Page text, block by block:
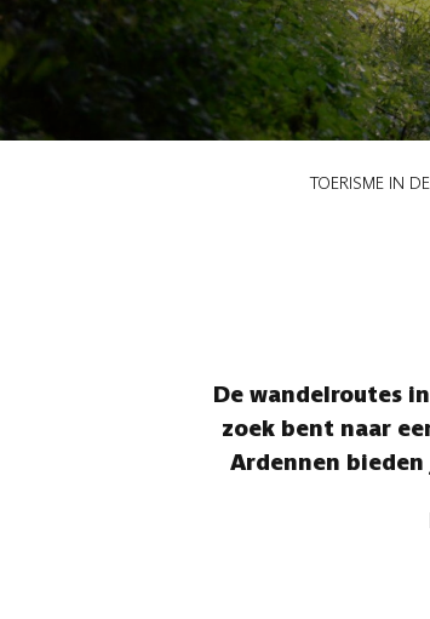
TOERISME IN
De wandelroutes
zoek bent naar
Ardennen bieden